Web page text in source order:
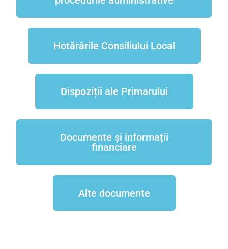
Hotărârile Consiliului Local
Dispoziții ale Primarului
Documente și informații
financiare
Alte documente